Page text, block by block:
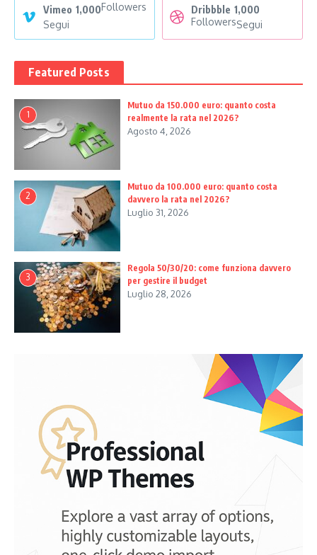
Vimeo 1,000Followers
Segui
Dribbble 1,000
FollowersSegui
Featured Posts
1
Mutuo da 150.000 euro: quanto costa
realmente la rata nel 2026?
Agosto 4, 2026
2
Mutuo da 100.000 euro: quanto costa
davvero la rata nel 2026?
Luglio 31, 2026
3
Regola 50/30/20: come funziona davvero
per gestire il budget
Luglio 28, 2026